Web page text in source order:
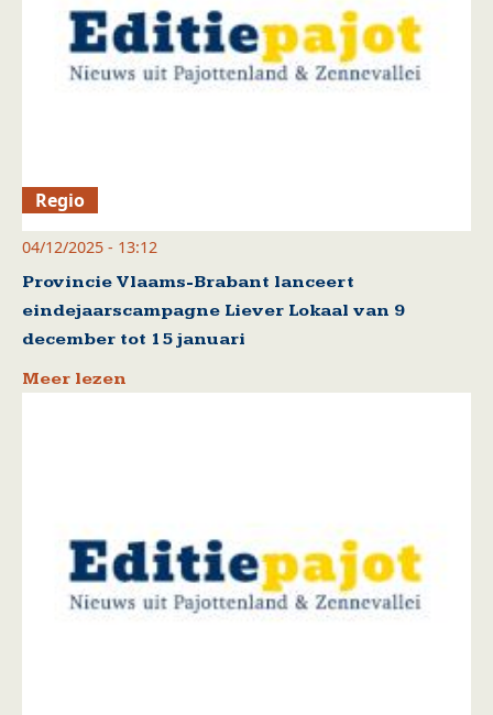
Regio
04/12/2025 - 13:12
Provincie Vlaams-Brabant lanceert
eindejaarscampagne Liever Lokaal van 9
december tot 15 januari
Meer lezen